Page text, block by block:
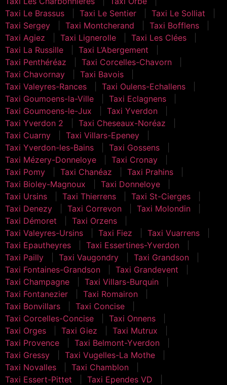
Taxi Le Brassus
Taxi Le Sentier
Taxi Le Solliat
Taxi Sergey
Taxi Montcherand
Taxi Bofflens
Taxi Agiez
Taxi Lignerolle
Taxi Les Clées
Taxi La Russille
Taxi L’Abergement
Taxi Penthéréaz
Taxi Corcelles-Chavorn
Taxi Chavornay
Taxi Bavois
Taxi Valeyres-Rances
Taxi Oulens-Echallens
Taxi Goumoens-la-Ville
Taxi Eclagnens
Taxi Goumoens-le-Jux
Taxi Yverdon
Taxi Yverdon 2
Taxi Cheseaux-Noréaz
Taxi Cuarny
Taxi Villars-Epeney
Taxi Yverdon-les-Bains
Taxi Gossens
Taxi Mézery-Donneloye
Taxi Cronay
Taxi Pomy
Taxi Chanéaz
Taxi Prahins
Taxi Bioley-Magnoux
Taxi Donneloye
Taxi Ursins
Taxi Thierrens
Taxi St-Cierges
Taxi Denezy
Taxi Correvon
Taxi Molondin
Taxi Démoret
Taxi Orzens
Taxi Valeyres-Ursins
Taxi Fiez
Taxi Vuarrens
Taxi Epautheyres
Taxi Essertines-Yverdon
Taxi Pailly
Taxi Vaugondry
Taxi Grandson
Taxi Fontaines-Grandson
Taxi Grandevent
Taxi Champagne
Taxi Villars-Burquin
Taxi Fontanezier
Taxi Romairon
Taxi Bonvillars
Taxi Concise
Taxi Corcelles-Concise
Taxi Onnens
Taxi Orges
Taxi Giez
Taxi Mutrux
Taxi Provence
Taxi Belmont-Yverdon
Taxi Gressy
Taxi Vugelles-La Mothe
Taxi Novalles
Taxi Chamblon
Taxi Essert-Pittet
Taxi Ependes VD